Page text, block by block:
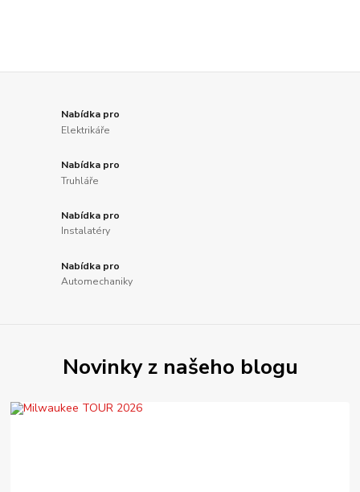
Nabídka pro
Elektrikáře
Nabídka pro
Truhláře
Nabídka pro
Instalatéry
Nabídka pro
Automechaniky
Novinky z našeho blogu